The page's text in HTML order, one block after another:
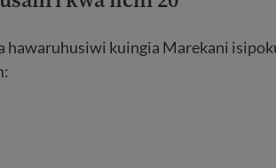
hawaruhusiwi kuingia Marekani